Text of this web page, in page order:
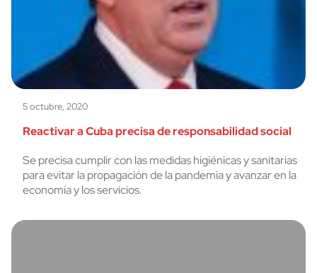
5 octubre, 2020
Reactivar a Cuba precisa de responsabilidad social
Se precisa cumplir con las medidas higiénicas y sanitarias
para evitar la propagación de la pandemia y avanzar en la
economía y los servicios.